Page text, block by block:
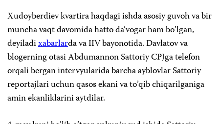
Xudoyberdiev kvartira haqdagi ishda asosiy guvoh va bir
muncha vaqt davomida hatto da’vogar ham bo’lgan,
deyiladixabarlarda va IIV bayonotida. Davlatov va
blogerning otasi Abdumannon Sattoriy CPJga telefon
orqali bergan intervyularida barcha ayblovlar Sattoriy
reportajlari uchun qasos ekani va to’qib chiqarilganiga
amin ekanliklarini aytdilar.